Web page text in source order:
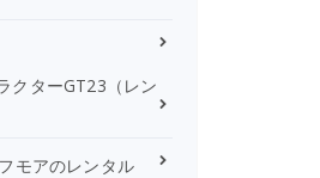
クターGT23（レン
モアのレンタル